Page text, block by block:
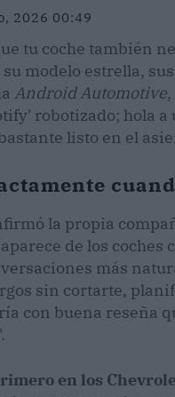
2026 00:49
tu coche también
modelo estrella,
Android Automotive
robotizado; hola
listo en el
la propia
de los
más
sin cortarte,
con buena reseña
en los